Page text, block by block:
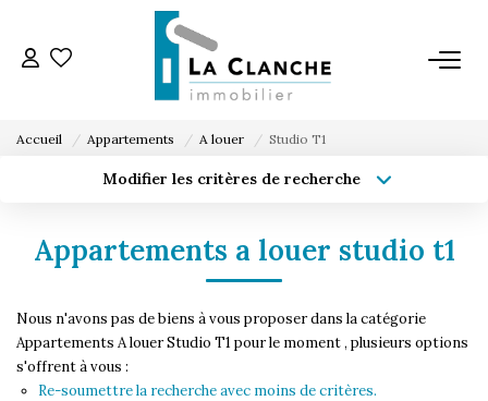
L'AGENCE
L'ÉQUIPE
VENTE
Accueil Appartements A louer Studio T1
Modifier les critères de recherche
Sélectionnez...
Type de bien
Budget max Plus de critères
Créer une alerte
Appartements a louer studio t1
Nous n'avons pas de biens à vous proposer dans la catégorie
Appartements A louer Studio T1 pour le moment , plusieurs options
s'offrent à vous :
Re-soumettre la recherche avec moins de critères.